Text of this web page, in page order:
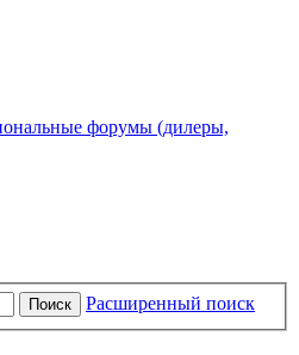
форумы (дилеры,
Поиск
Расширенный поиск